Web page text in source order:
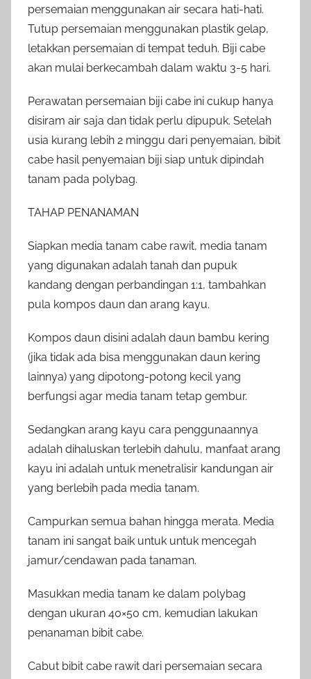
persemaian menggunakan air secara hati-hati.
Tutup persemaian menggunakan plastik gelap,
letakkan persemaian di tempat teduh. Biji cabe
akan mulai berkecambah dalam waktu 3-5 hari.
Perawatan persemaian biji cabe ini cukup hanya
disiram air saja dan tidak perlu dipupuk. Setelah
usia kurang lebih 2 minggu dari penyemaian, bibit
cabe hasil penyemaian biji siap untuk dipindah
tanam pada polybag.
TAHAP PENANAMAN
Siapkan media tanam cabe rawit, media tanam
yang digunakan adalah tanah dan pupuk
kandang dengan perbandingan 1:1, tambahkan
pula kompos daun dan arang kayu.
Kompos daun disini adalah daun bambu kering
(jika tidak ada bisa menggunakan daun kering
lainnya) yang dipotong-potong kecil yang
berfungsi agar media tanam tetap gembur.
Sedangkan arang kayu cara penggunaannya
adalah dihaluskan terlebih dahulu, manfaat arang
kayu ini adalah untuk menetralisir kandungan air
yang berlebih pada media tanam.
Campurkan semua bahan hingga merata. Media
tanam ini sangat baik untuk untuk mencegah
jamur/cendawan pada tanaman.
Masukkan media tanam ke dalam polybag
dengan ukuran 40×50 cm, kemudian lakukan
penanaman bibit cabe.
Cabut bibit cabe rawit dari persemaian secara